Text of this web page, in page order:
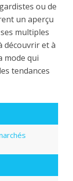
ou de
un aperçu
multiples
découvrir et à
mode qui
tendances